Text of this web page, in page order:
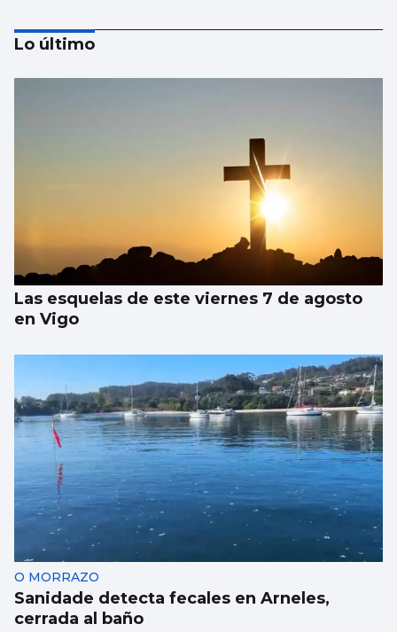
Marruecos, no
Lo último
Las esquelas de este viernes 7 de agosto
en Vigo
O MORRAZO
Sanidade detecta fecales en Arneles,
cerrada al baño